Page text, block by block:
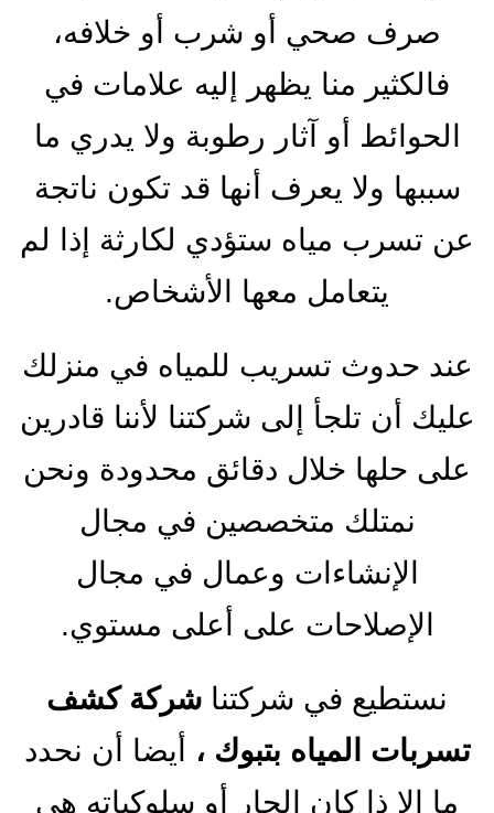
صرف صحي أو شرب أو خلافه،
فالكثير منا يظهر إليه علامات في
الحوائط أو آثار رطوبة ولا يدري ما
سببها ولا يعرف أنها قد تكون ناتجة
عن تسرب مياه ستؤدي لكارثة إذا لم
يتعامل معها الأشخاص.
عند حدوث تسريب للمياه في منزلك
عليك أن تلجأ إلى شركتنا لأننا قادرين
على حلها خلال دقائق محدودة ونحن
نمتلك متخصصين في مجال
الإنشاءات وعمال في مجال
الإصلاحات على أعلى مستوي.
نستطيع في شركتنا شركة كشف
تسربات المياه بتبوك ،
أيضا أن نحدد
ما إلا ذا كان الجار أو سلوكياته هي